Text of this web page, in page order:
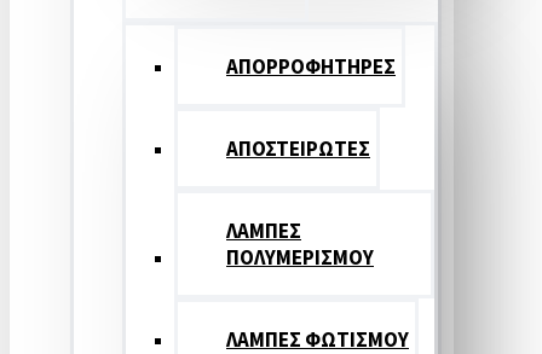
ΑΠΟΡΡΟΦΗΤΗΡΕΣ
ΑΠΟΣΤΕΙΡΩΤΕΣ
ΛΑΜΠΕΣ
ΠΟΛΥΜΕΡΙΣΜΟΥ
ΛΑΜΠΕΣ ΦΩΤΙΣΜΟΥ